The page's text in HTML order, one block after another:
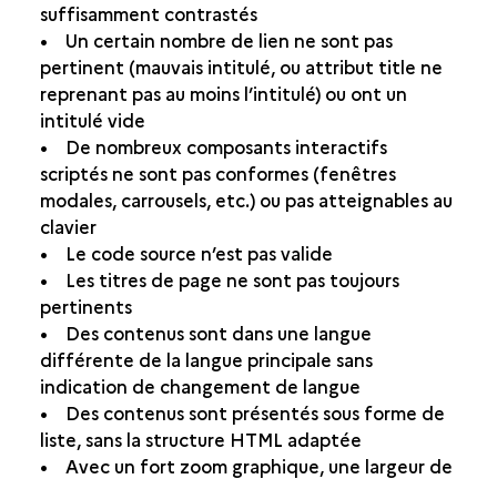
suffisamment contrastés
• Un certain nombre de lien ne sont pas
pertinent (mauvais intitulé, ou attribut title ne
reprenant pas au moins l’intitulé) ou ont un
intitulé vide
• De nombreux composants interactifs
scriptés ne sont pas conformes (fenêtres
modales, carrousels, etc.) ou pas atteignables au
clavier
• Le code source n’est pas valide
• Les titres de page ne sont pas toujours
pertinents
• Des contenus sont dans une langue
différente de la langue principale sans
indication de changement de langue
• Des contenus sont présentés sous forme de
liste, sans la structure HTML adaptée
• Avec un fort zoom graphique, une largeur de